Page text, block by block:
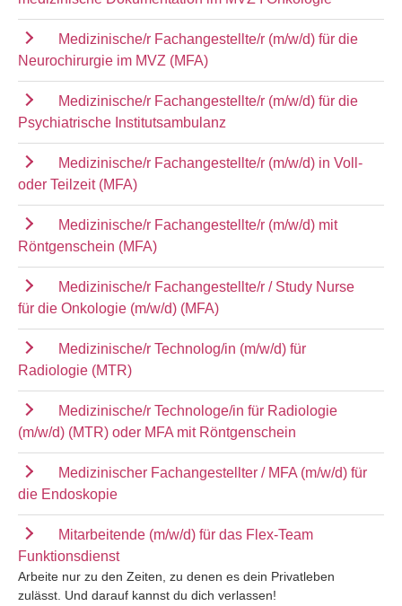
Medizinische/r Fachangestellte/r (m/w/d) für die
Neurochirurgie im MVZ (MFA)
Medizinische/r Fachangestellte/r (m/w/d) für die
Psychiatrische Institutsambulanz
Medizinische/r Fachangestellte/r (m/w/d) in Voll-
oder Teilzeit (MFA)
Medizinische/r Fachangestellte/r (m/w/d) mit
Röntgenschein (MFA)
Medizinische/r Fachangestellte/r / Study Nurse
für die Onkologie (m/w/d) (MFA)
Medizinische/r Technolog/in (m/w/d) für
Radiologie (MTR)
Medizinische/r Technologe/in für Radiologie
(m/w/d) (MTR) oder MFA mit Röntgenschein
Medizinischer Fachangestellter / MFA (m/w/d) für
die Endoskopie
Mitarbeitende (m/w/d) für das Flex-Team
Funktionsdienst
Arbeite nur zu den Zeiten, zu denen es dein Privatleben
zulässt. Und darauf kannst du dich verlassen!